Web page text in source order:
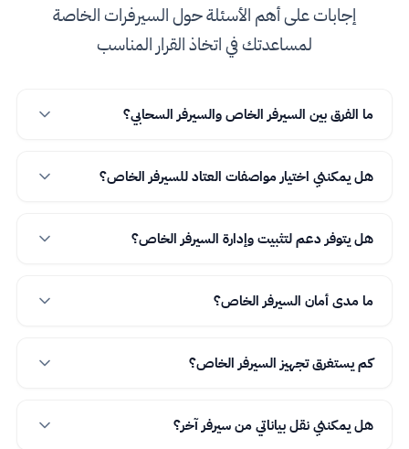
إجابات على أهم الأسئلة حول السيرفرات الخاصة
لمساعدتك في اتخاذ القرار المناسب
ما الفرق بين السيرفر الخاص والسيرفر السحابي؟
هل يمكنني اختيار مواصفات العتاد للسيرفر الخاص؟
هل يتوفر دعم لتثبيت وإدارة السيرفر الخاص؟
ما مدى أمان السيرفر الخاص؟
كم يستغرق تجهيز السيرفر الخاص؟
هل يمكنني نقل بياناتي من سيرفر آخر؟